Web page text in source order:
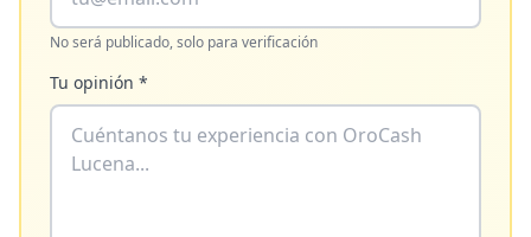
No será publicado, solo para verificación
Tu opinión *